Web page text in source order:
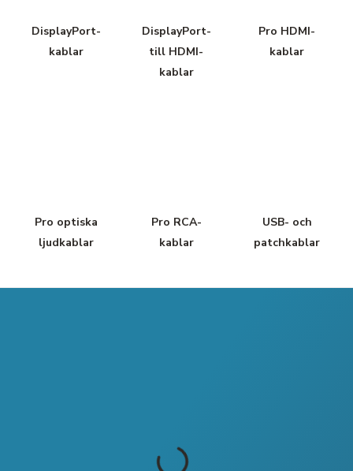
DisplayPort-
kablar
DisplayPort-
till HDMI-
kablar
Pro HDMI-
kablar
Pro optiska
ljudkablar
Pro RCA-
kablar
USB- och
patchkablar